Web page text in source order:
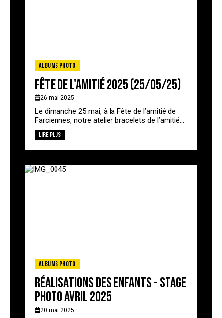
Albums photo
Fête de l'amitié 2025 (25/05/25)
26 mai 2025
Le dimanche 25 mai, à la Fête de l’amitié de
Farciennes, notre atelier bracelets de l’amitié...
Lire plus
Albums photo
Réalisations des enfants - stage
photo avril 2025
20 mai 2025